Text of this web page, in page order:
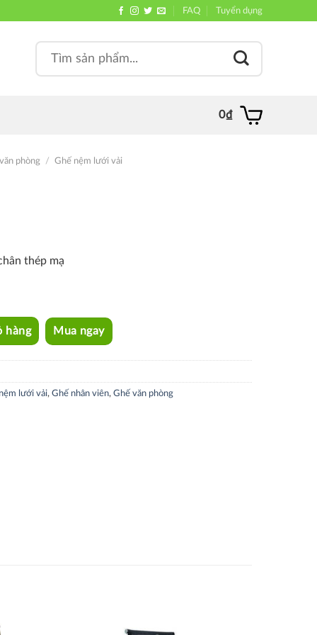
FAQ Tuyển dụng
for:
0₫
phòng / Ghế nệm lưới vải
thép mạ
hàng Mua ngay
lưới vải, Ghế nhân viên, Ghế văn phòng